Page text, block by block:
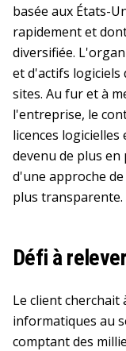
basée aux États-
rapidement et
diversifiée.
et d'actifs
sites. Au fur et à
l'entreprise, le
licences
devenu de plus en
d'une approche
plus transparente.
Défi à relever
Le client
informatiques au
comptant des